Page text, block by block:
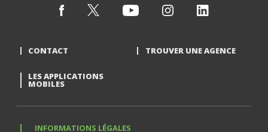
CONTACT TROUVER UNE AGENCE
LES APPLICATIONS
MOBILES
INFORMATIONS LÉGALES